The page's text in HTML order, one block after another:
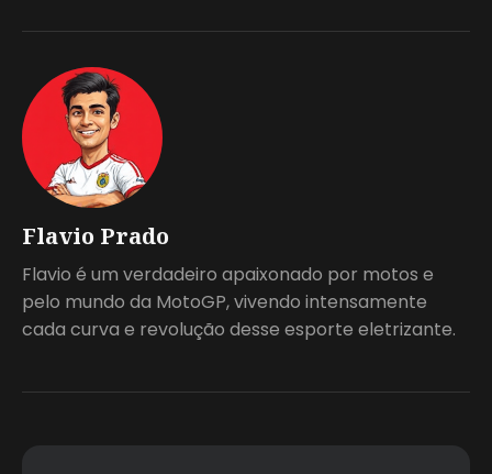
Flavio Prado
Flavio é um verdadeiro apaixonado por motos e
pelo mundo da MotoGP, vivendo intensamente
cada curva e revolução desse esporte eletrizante.